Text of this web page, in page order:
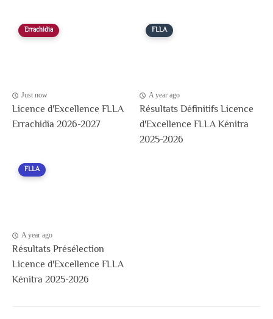
Errachidia
Just now
Licence d'Excellence FLLA
Errachidia 2026-2027
FLLA
A year ago
Résultats Définitifs Licence
d'Excellence FLLA Kénitra
2025-2026
FLLA
A year ago
Résultats Présélection
Licence d'Excellence FLLA
Kénitra 2025-2026